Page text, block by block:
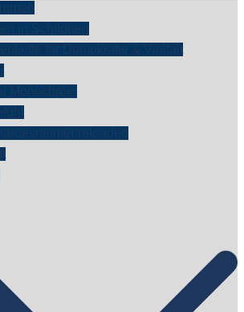
in Schildgen
für Demokratie & Vielfalt
Monochrom
reloaded